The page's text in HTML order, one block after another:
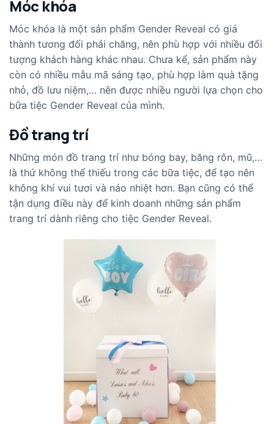
Móc khóa
Móc khóa là một sản phẩm Gender Reveal có giá
thành tương đối phải chăng, nên phù hợp với nhiều đối
tượng khách hàng khác nhau. Chưa kể, sản phẩm này
còn có nhiều mẫu mã sáng tạo, phù hợp làm quà tặng
nhỏ, đồ lưu niệm,… nên được nhiều người lựa chọn cho
bữa tiệc Gender Reveal của mình.
Đồ trang trí
Những món đồ trang trí như bóng bay, băng rôn, mũ,…
là thứ không thể thiếu trong các bữa tiệc, để tạo nên
không khí vui tươi và náo nhiệt hơn. Bạn cũng có thể
tận dụng điều này để kinh doanh những sản phẩm
trang trí dành riêng cho tiệc Gender Reveal.